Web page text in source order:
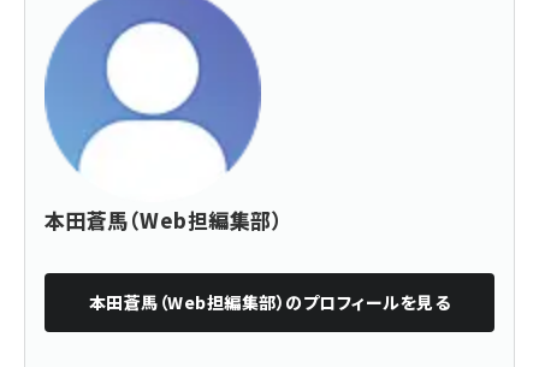
本田蒼馬（Web担編集部）
本田蒼馬（Web担編集部） のプロフィールを見る